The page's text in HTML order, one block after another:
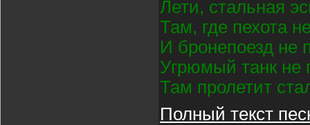
Лети, стальная
Там, где пехота
И бронепоезд не
Угрюмый танк не
Там пролетит
Полный текст